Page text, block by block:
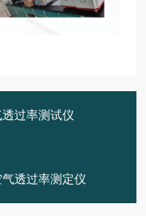
过率测试仪
透过率测定仪